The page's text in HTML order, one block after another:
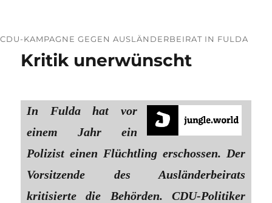
CDU-KAMPAGNE GEGEN AUSLÄNDERBEIRAT IN FULDA
Kritik unerwünscht
In Fulda hat vor
einem Jahr ein
Polizist einen Flüchtling erschossen. Der
Vorsitzende des Ausländerbeirats
kritisierte die Behörden. CDU-Politiker